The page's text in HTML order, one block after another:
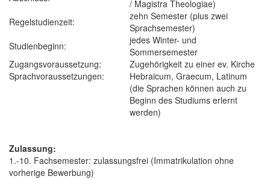
/ Magistra Theologiae)
Regelstudienzeit:
zehn Semester (plus zwei
Sprachsemester)
Studienbeginn:
jedes Winter- und
Sommersemester
Zugangsvoraussetzung:
Zugehörigkeit zu einer ev. Kirche
Sprachvoraussetzungen:
Hebraicum, Graecum, Latinum
(die Sprachen können auch zu
Beginn des Studiums erlernt
werden)
Zulassung:
1.-10. Fachsemester: zulassungsfrei (Immatrikulation ohne
vorherige Bewerbung)